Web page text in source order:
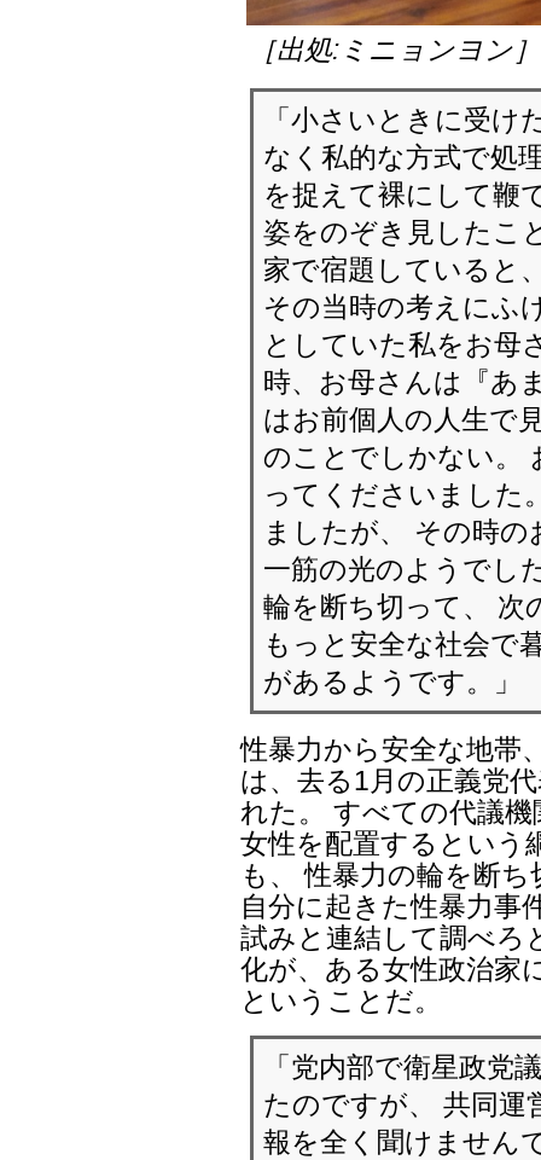
［出処:ミニョンヨン］
「小さいときに受け
なく私的な方式で処
を捉えて裸にして鞭
姿をのぞき見したこ
家で宿題していると
その当時の考えにふ
としていた私をお母
時、お母さんは『あ
はお前個人の人生で
のことでしかない。
ってくださいました
ましたが、 その時
一筋の光のようでし
輪を断ち切って、 次
もっと安全な社会で
があるようです。」
性暴力から安全な地帯
は、去る1月の正義党
れた。 すべての代議
女性を配置するという
も、 性暴力の輪を断
自分に起きた性暴力事
試みと連結して調べろ
化が、ある女性政治家
ということだ。
「党内部で衛星政党
たのですが、 共同運
報を全く聞けません